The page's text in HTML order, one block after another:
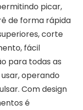
picar,
de forma rápida
corte
fácil
para todas as
operando
Com design
é